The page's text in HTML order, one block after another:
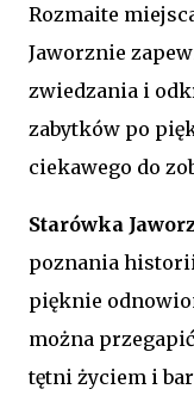
Rozmaite
Jaworznie
zwiedzania i
zabytków po
ciekawego do
Starówka
poznania
pięknie
można przegapić
tętni życiem i